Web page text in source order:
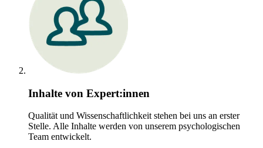
Inhalte von Expert:innen
Qualität und Wissenschaftlichkeit stehen bei uns an erster
Stelle. Alle Inhalte werden von unserem psychologischen
Team entwickelt.